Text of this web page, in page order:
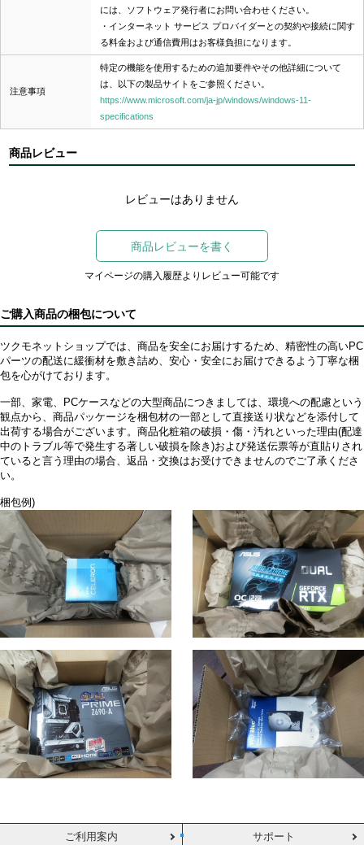
には、ソフトウェア発行者にお問い合わせください。
・インターネット サービス プロバイダーとの契約や接続に関す
る料金および通信費用はお客様負担になります。
注意事項
特定の機能を使用するための追加要件やその他詳細について
は、以下の製品サイトをご参照ください。
https://www.microsoft.com/ja-jp/windows/windows-11-
specifications
商品レビュー
レビューはありません
商品レビューを書く
マイページの購入履歴よりレビュー可能です
ご購入商品の梱包について
ツクモネットショップでは、商品を安全にお届けするため、精密性の高いPC
パーツの配送に緩衝材を敷き詰め、安心・安全にお届けできるよう丁寧な梱
包を心がけております。
一部、家電、PCケースなどの大型商品につきましては、環境への配慮という
観点から、商品パッケージを梱包材の一部として直接送り状などを添付して
出荷する場合がございます。商品化粧箱の破損・傷・汚れといった理由(配達
中のトラブル等で発生する著しい破損を除き)および発送伝票等が直貼りされ
ていると言う理由の場合、返品・交換はお受けできませんのでご了承くださ
い。
梱包例)
ご利用案内 サポート